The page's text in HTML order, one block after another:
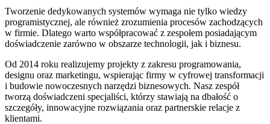
Tworzenie dedykowanych systemów wymaga nie tylko wiedzy
programistycznej, ale również zrozumienia procesów zachodzących
w firmie. Dlatego warto współpracować z zespołem posiadającym
doświadczenie zarówno w obszarze technologii, jak i biznesu.
Od 2014 roku realizujemy projekty z zakresu programowania,
designu oraz marketingu, wspierając firmy w cyfrowej transformacji
i budowie nowoczesnych narzędzi biznesowych. Nasz zespół
tworzą doświadczeni specjaliści, którzy stawiają na dbałość o
szczegóły, innowacyjne rozwiązania oraz partnerskie relacje z
klientami.